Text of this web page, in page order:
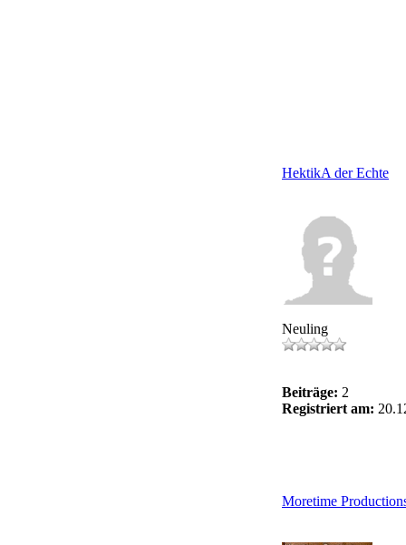
HektikA der Echte
Neuling
Beiträge: 2
Registriert am:
Moretime